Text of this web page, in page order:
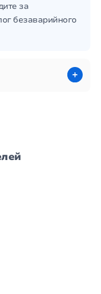
за
безаварийного